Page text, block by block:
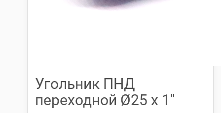
Угольник ПНД
переходной Ø25 х 1″